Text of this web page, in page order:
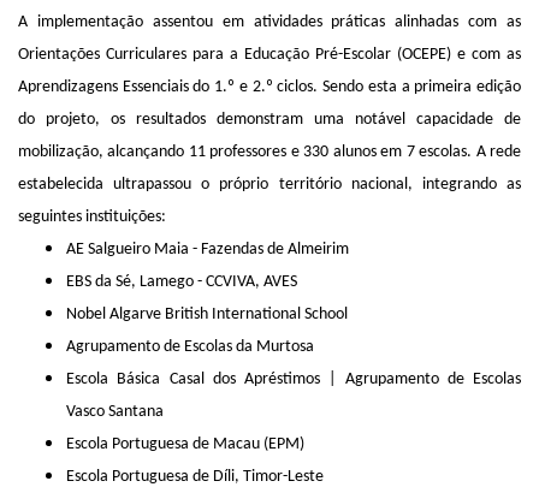
A implementação assentou em atividades práticas alinhadas com as
Orientações Curriculares para a Educação Pré-Escolar (OCEPE) e com as
Aprendizagens Essenciais do 1.º e 2.º ciclos. Sendo esta a primeira edição
do projeto, os resultados demonstram uma notável capacidade de
mobilização, alcançando 11 professores e 330 alunos em 7 escolas. A rede
estabelecida ultrapassou o próprio território nacional, integrando as
seguintes instituições:
AE Salgueiro Maia - Fazendas de Almeirim
EBS da Sé, Lamego - CCVIVA, AVES
Nobel Algarve British International School
Agrupamento de Escolas da Murtosa
Escola Básica Casal dos Apréstimos | Agrupamento de Escolas
Vasco Santana
Escola Portuguesa de Macau (EPM)
Escola Portuguesa de Díli, Timor-Leste